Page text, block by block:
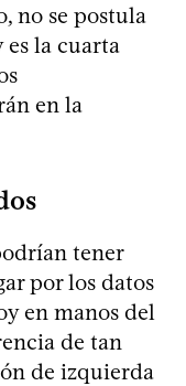
no se postula
es la cuarta
en la
tener
por los datos
en manos del
de tan
de izquierda